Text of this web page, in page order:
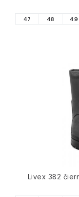
47 48 49
Livex 382